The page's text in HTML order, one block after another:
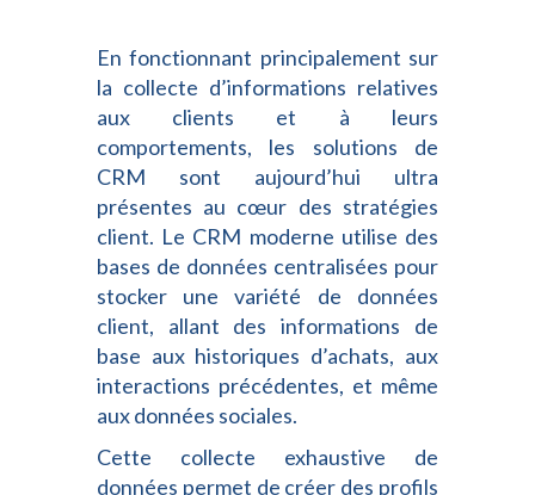
En fonctionnant principalement sur
la collecte d’informations relatives
aux clients et à leurs
comportements, les solutions de
CRM sont aujourd’hui ultra
présentes au cœur des stratégies
client. Le CRM moderne utilise des
bases de données centralisées pour
stocker une variété de données
client, allant des informations de
base aux historiques d’achats, aux
interactions précédentes, et même
aux données sociales.
Cette collecte exhaustive de
données permet de créer des profils